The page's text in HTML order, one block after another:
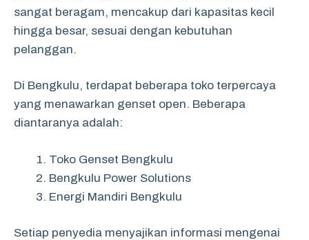
sangat beragam, mencakup dari kapasitas kecil
hingga besar, sesuai dengan kebutuhan
pelanggan.
Di Bengkulu, terdapat beberapa toko terpercaya
yang menawarkan genset open. Beberapa
diantaranya adalah:
Toko Genset Bengkulu
Bengkulu Power Solutions
Energi Mandiri Bengkulu
Setiap penyedia menyajikan informasi mengenai